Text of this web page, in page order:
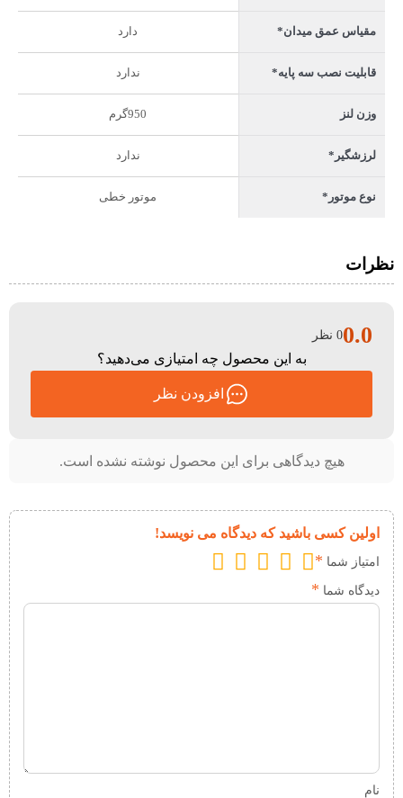
مقیاس عمق میدان* دارد
قابلیت نصب سه پایه* ندارد
وزن لنز 950گرم
لرزشگیر* ندارد
نوع موتور* موتور خطی
نظرات
هیچ دیدگاهی برای این محصول نوشته نشده است.
اولین کسی باشید که دیدگاه می نویسد!
امتیاز شما *
دیدگاه شما *
نام
0.00 نظر
به این محصول چه امتیازی می‌دهید؟
افزودن نظر